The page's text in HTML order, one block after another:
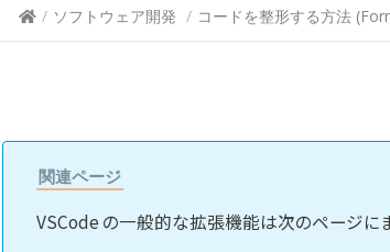
/ ソフトウェア開発 / コードを整形する方法
関連ページ
VSCode の一般的な拡張機能は次のページに